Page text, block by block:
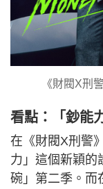
《財閥X刑
看點：「鈔能
在《財閥X刑警
力」這個新穎的
碗」第二季。而